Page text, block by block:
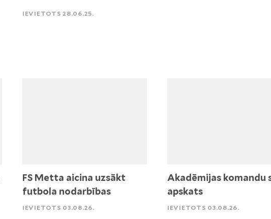
IEVIETOTS 28.06.25.
FS Metta aicina uzsākt
futbola nodarbības
IEVIETOTS 03.08.26.
Akadēmijas komandu
apskats
IEVIETOTS 03.08.26.